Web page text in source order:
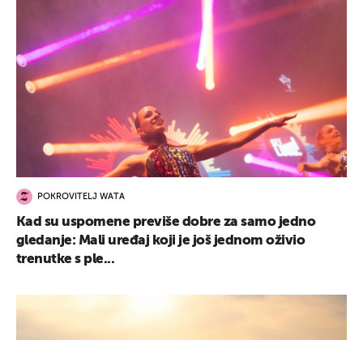
POKROVITELJ WATA
Kad su uspomene previše dobre za samo jedno
gledanje: Mali uređaj koji je još jednom oživio
trenutke s ple...